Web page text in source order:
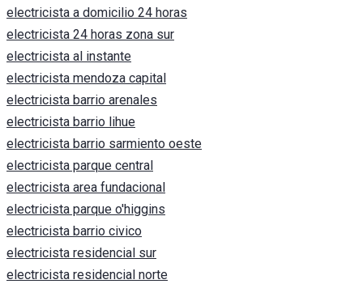
electricista a domicilio 24 horas
electricista 24 horas zona sur
electricista al instante
electricista mendoza capital
electricista barrio arenales
electricista barrio lihue
electricista barrio sarmiento oeste
electricista parque central
electricista area fundacional
electricista parque o'higgins
electricista barrio civico
electricista residencial sur
electricista residencial norte